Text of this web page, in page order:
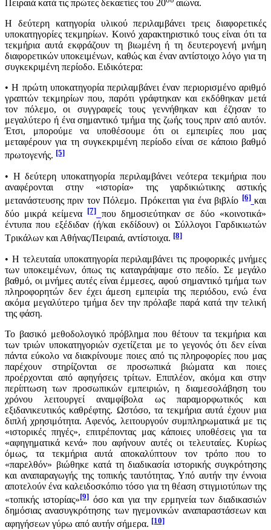
Πειραιά κατά τις πρώτες δεκαετίες του 20
αιώνα.
Η δεύτερη κατηγορία υλικού περιλαμβάνει τρεις διαφορετικές
υποκατηγορίες τεκμηρίων. Κοινό χαρακτηριστικό τους είναι ότι τα
τεκμήρια αυτά εκφράζουν τη βιωμένη ή τη δευτερογενή μνήμη
διαφορετικών υποκειμένων, καθώς και έναν αντίστοιχο λόγο για τη
συγκεκριμένη περίοδο. Ειδικότερα:
• Η πρώτη υποκατηγορία περιλαμβάνει έναν περιορισμένο αριθμό
γραπτών τεκμηρίων που, παρότι γράφτηκαν και εκδόθηκαν μετά
τον πόλεμο, οι συγγραφείς τους γεννήθηκαν και έζησαν το
μεγαλύτερο ή ένα σημαντικό τμήμα της ζωής τους πριν από αυτόν.
Έτσι, μπορούμε να υποθέσουμε ότι οι εμπειρίες που μας
μεταφέρουν για τη συγκεκριμένη περίοδο είναι σε κάποιο βαθμό
πρωτογενής. [5]
• Η δεύτερη υποκατηγορία περιλαμβάνει νεότερα τεκμήρια που
αναφέρονται στην «ιστορία» της γαρδικιώτικης αστικής
μετανάστευσης πριν τον Πόλεμο. Πρόκειται για ένα βιβλίο [6] και
δύο μικρά κείμενα [7] που δημοσιεύτηκαν σε δύο «κοινοτικά»
έντυπα που εξέδιδαν (ή/και εκδίδουν) οι Σύλλογοι Γαρδικιωτών
Τρικάλων και Αθήνας/Πειραιά, αντίστοιχα. [8]
• Η τελευταία υποκατηγορία περιλαμβάνει τις προφορικές μνήμες
των υποκειμένων, όπως τις καταγράψαμε στο πεδίο. Σε μεγάλο
βαθμό, οι μνήμες αυτές είναι έμμεσες, αφού σημαντικό τμήμα των
πληροφορητών δεν έχει άμεση εμπειρία της περιόδου, ενώ ένα
ακόμα μεγαλύτερο τμήμα δεν την πρόλαβε παρά κατά την τελική
της φάση.
Το βασικό μεθοδολογικό πρόβλημα που θέτουν τα τεκμήρια και
των τριών υποκατηγοριών σχετίζεται με το γεγονός ότι δεν είναι
πάντα εύκολο να διακρίνουμε ποιες από τις πληροφορίες που μας
παρέχουν στηρίζονται σε προσωπικά βιώματα και ποιες
προέρχονται από αφηγήσεις τρίτων. Επιπλέον, ακόμα και στην
περίπτωση των προσωπικών εμπειριών, η διαμεσολάβηση του
χρόνου λειτουργεί αναμφίβολα ως παραμορφωτικός και
εξιδανικευτικός καθρέφτης. Ωστόσο, τα τεκμήρια αυτά έχουν μια
διπλή χρησιμότητα. Αφενός, λειτουργούν συμπληρωματικά με τις
«ιστορικές πηγές», επιτρέποντας μας κάποιες υποθέσεις για τα
«αφηγηματικά κενά» που αφήνουν αυτές οι τελευταίες. Κυρίως
όμως, τα τεκμήρια αυτά αποκαλύπτουν τον τρόπο που το
«παρελθόν» βιώθηκε κατά τη διαδικασία ιστορικής συγκρότησης
και αναπαραγωγής της τοπικής ταυτότητας. Υπό αυτήν την έννοια
αποτελούν ένα καλειδοσκόπιο τόσο για τη θέαση στιγμιοτύπων της
«τοπικής ιστορίας»[9]όσο και για την ερμηνεία των διαδικασιών
δημόσιας ανασυγκρότησης των ηγεμονικών αναπαραστάσεων και
αφηγήσεων γύρω από αυτήν σήμερα. [10]